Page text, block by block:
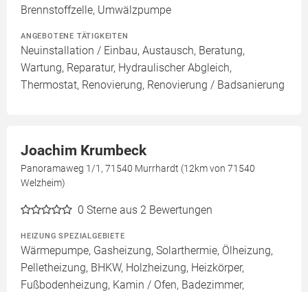
Brennstoffzelle, Umwälzpumpe
ANGEBOTENE TÄTIGKEITEN
Neuinstallation / Einbau, Austausch, Beratung,
Wartung, Reparatur, Hydraulischer Abgleich,
Thermostat, Renovierung, Renovierung / Badsanierung
Joachim Krumbeck
Panoramaweg 1/1, 71540 Murrhardt (12km von 71540
Welzheim)
0 Sterne aus 2 Bewertungen
HEIZUNG SPEZIALGEBIETE
Wärmepumpe, Gasheizung, Solarthermie, Ölheizung,
Pelletheizung, BHKW, Holzheizung, Heizkörper,
Fußbodenheizung, Kamin / Ofen, Badezimmer,